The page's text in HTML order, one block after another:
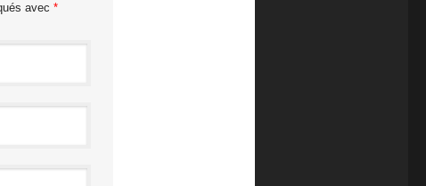
avec *